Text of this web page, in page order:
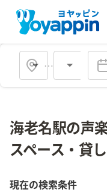
会場タ
海老名駅の声
スペース・貸
現在の検索条件